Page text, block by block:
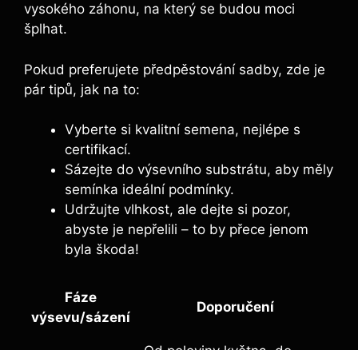
vysokého záhonu, na který se budou moci
šplhat.
Pokud preferujete předpěstování sadby, zde je
pár tipů, jak na to:
Vyberte si kvalitní semena, nejlépe s
certifikací.
Sázejte do výsevního substrátu, aby měly
semínka ideální podmínky.
Udržujte vlhkost, ale dejte si pozor,
abyste je nepřelili – to by přece jenom
byla škoda!
Fáze
výsevu/sázení
Doporučení